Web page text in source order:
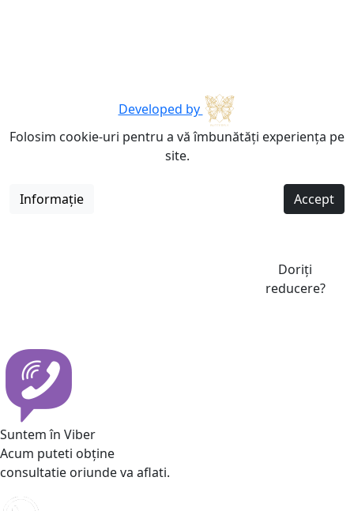
Developed by
Folosim cookie-uri pentru a vă îmbunătăți experiența pe
site.
Informație Accept
Doriți
reducere?
Suntem în Viber
Acum puteti obține
consultatie oriunde va aflati.